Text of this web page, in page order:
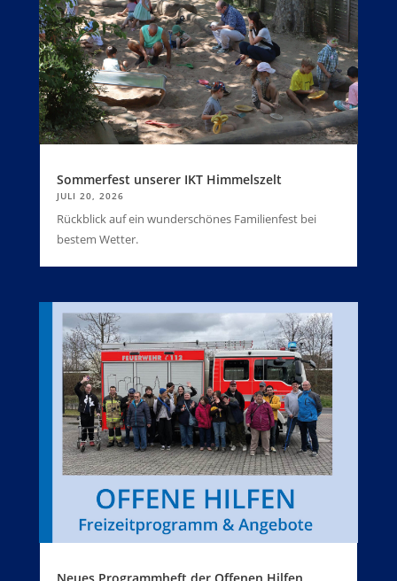
Sommerfest unserer IKT Himmelszelt
JULI 20, 2026
Rückblick auf ein wunderschönes Familienfest bei
bestem Wetter.
Neues Programmheft der Offenen Hilfen